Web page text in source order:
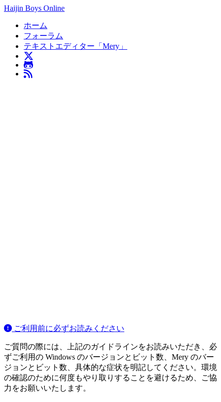
Haijin Boys Online
ホーム
フォーラム
テキストエディター「Mery」
ご利用前に必ずお読みください
ご質問の際には、上記のガイドラインをお読みいただき、必
ずご利用の Windows のバージョンとビット数、Mery のバー
ジョンとビット数、具体的な症状を明記してください。環境
の確認のために何度もやり取りすることを避けるため、ご協
力をお願いいたします。